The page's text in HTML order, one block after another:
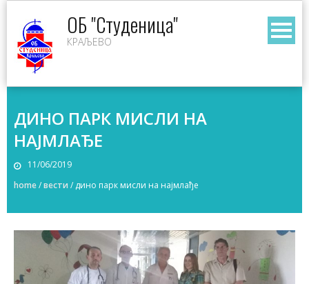
content
ОБ "Студеница"
КРАЉЕВО
ДИНО ПАРК МИСЛИ НА
НАЈМЛАЂЕ
11/06/2019
home/вести / дино парк мисли на најмлађе